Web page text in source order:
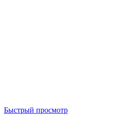
Быстрый просмотр